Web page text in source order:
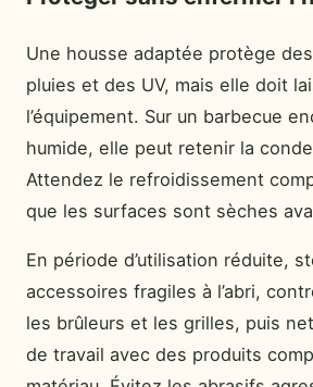
Une housse adaptée protège
pluies et des UV, mais elle doit
l’équipement. Sur un barbecue
humide, elle peut retenir la
Attendez le refroidissement
que les surfaces sont sèches
En période d’utilisation réduite,
accessoires fragiles à l’abri,
les brûleurs et les grilles, puis
de travail avec des produits